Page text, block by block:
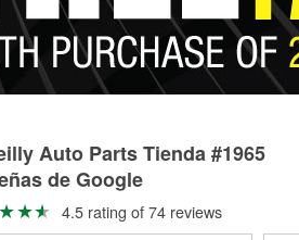
Auto Parts Tienda #1965
de Google
4.5 rating of 74 reviews